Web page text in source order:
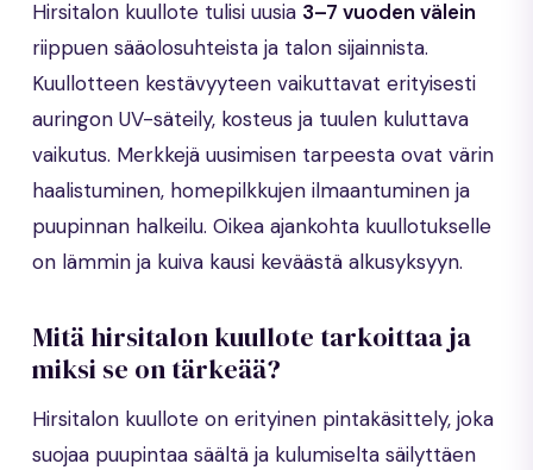
Hirsitalon kuullote tulisi uusia 3–7 vuoden välein
riippuen sääolosuhteista ja talon sijainnista.
Kuullotteen kestävyyteen vaikuttavat erityisesti
auringon UV-säteily, kosteus ja tuulen kuluttava
vaikutus. Merkkejä uusimisen tarpeesta ovat värin
haalistuminen, homepilkkujen ilmaantuminen ja
puupinnan halkeilu. Oikea ajankohta kuullotukselle
on lämmin ja kuiva kausi keväästä alkusyksyyn.
Mitä hirsitalon kuullote tarkoittaa ja
miksi se on tärkeää?
Hirsitalon kuullote on erityinen pintakäsittely, joka
suojaa puupintaa säältä ja kulumiselta säilyttäen